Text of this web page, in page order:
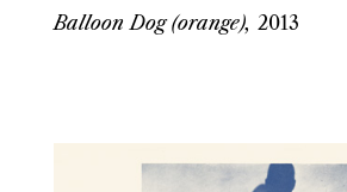
Balloon Dog (orange), 2013